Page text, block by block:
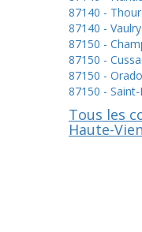
87140 -
87140 - Vaulry
87150 -
87150 -
87150 -
87150 -
Tous les
Haute-